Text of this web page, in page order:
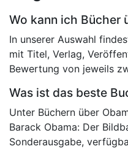
Wo kann ich Bücher
In unserer Auswahl
mit Titel, Verlag,
Bewertung von jeweils
Was ist das beste
Unter Büchern über
Barack Obama: Der
Sonderausgabe,